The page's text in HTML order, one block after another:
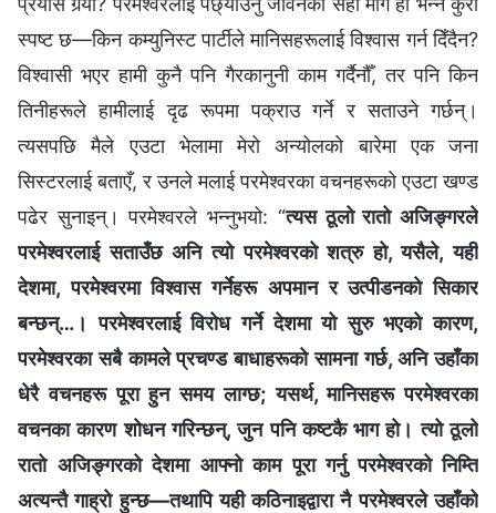
स्पष्ट छ—किन कम्युनिस्ट पार्टीले मानिसहरूलाई विश्‍वास गर्न दिँदैन?
विश्‍वासी भएर हामी कुनै पनि गैरकानुनी काम गर्दैनौँ, तर पनि किन
तिनीहरूले हामीलाई दृढ रूपमा पक्राउ गर्ने र सताउने गर्छन्।
त्यसपछि मैले एउटा भेलामा मेरो अन्योलको बारेमा एक जना
सिस्टरलाई बताएँ, र उनले मलाई परमेश्‍वरका वचनहरूको एउटा खण्ड
पढेर सुनाइन्। परमेश्‍वरले भन्‍नुभयो: “त्यस ठूलो रातो अजिङ्गरले
परमेश्‍वरलाई सताउँछ अनि त्यो परमेश्‍वरको शत्रु हो, यसैले, यही
देशमा, परमेश्‍वरमा विश्‍वास गर्नेहरू अपमान र उत्पीडनको सिकार
बन्छन्…। परमेश्‍वरलाई विरोध गर्ने देशमा यो सुरु भएको कारण,
परमेश्‍वरका सबै कामले प्रचण्ड बाधाहरूको सामना गर्छ, अनि उहाँका
धेरै वचनहरू पूरा हुन समय लाग्छ; यसर्थ, मानिसहरू परमेश्‍वरका
वचनका कारण शोधन गरिन्छन्, जुन पनि कष्टकै भाग हो। त्यो ठूलो
रातो अजिङ्गरको देशमा आफ्नो काम पूरा गर्नु परमेश्‍वरको निम्ति
अत्यन्तै गाह्रो हुन्छ—तथापि यही कठिनाइद्वारा नै परमेश्‍वरले उहाँको